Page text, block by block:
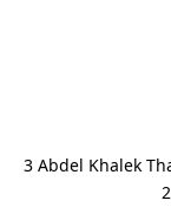
3 Abdel Khalek